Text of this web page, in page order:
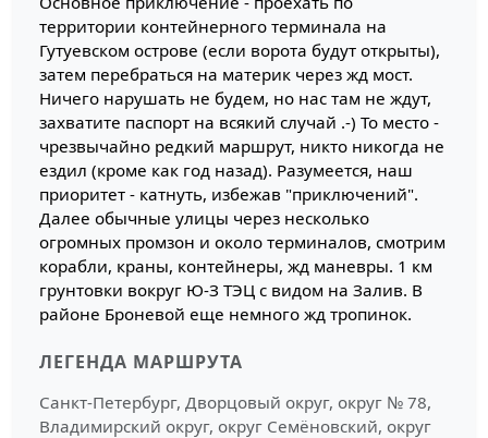
территории контейнерного терминала на
Гутуевском острове (если ворота будут открыты),
затем перебраться на материк через жд мост.
Ничего нарушать не будем, но нас там не ждут,
захватите паспорт на всякий случай .-) То место -
чрезвычайно редкий маршрут, никто никогда не
ездил (кроме как год назад). Разумеется, наш
приоритет - катнуть, избежав "приключений".
Далее обычные улицы через несколько
огромных промзон и около терминалов, смотрим
корабли, краны, контейнеры, жд маневры. 1 км
грунтовки вокруг Ю-З ТЭЦ с видом на Залив. В
районе Броневой еще немного жд тропинок.
ЛЕГЕНДА МАРШРУТА
Санкт-Петербург, Дворцовый округ, округ № 78,
Владимирский округ, округ Семёновский, округ